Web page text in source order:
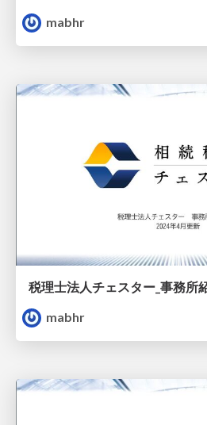
mabhr
税理士法人チェスター_事務所
mabhr